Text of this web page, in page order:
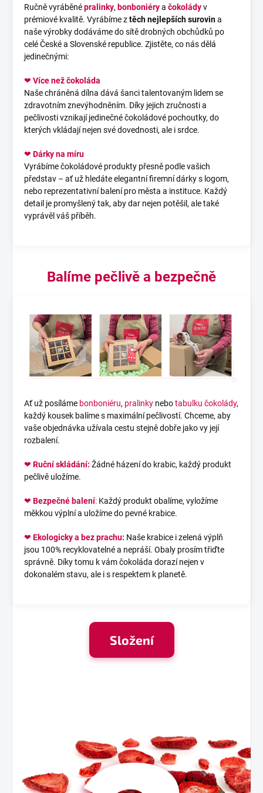
Ručně vyráběnépralinky, bonboniérya čokoládyv
prémiové kvalitě. Vyrábíme ztěch nejlepších surovina
naše výrobky dodáváme do sítě drobných obchůdků po
celé České a Slovenské republice. Zjistěte, co nás dělá
jedinečnými:
❤ Více než čokoláda
Naše chráněná dílna dává šanci talentovaným lidem se
zdravotním znevýhodněním. Díky jejich zručnosti a
pečlivosti vznikají jedinečné čokoládové pochoutky, do
kterých vkládají nejen své dovednosti, ale i srdce.
❤ Dárky na míru
Vyrábíme čokoládové produkty přesně podle vašich
představ – ať už hledáte elegantní firemní dárky s logom,
nebo reprezentativní balení pro města a instituce. Každý
detail je promyšlený tak, aby dar nejen potěšil, ale také
vyprávěl váš příběh.
Balíme pečlivě a bezpečně
Ať už posíláme bonboniéru, pralinky nebotabulku čokolády,
každý kousek balíme s maximální pečlivostí. Chceme, aby
vaše objednávka užívala cestu stejně dobře jako vy její
rozbalení.
❤ Ruční skládání: Žádné házení do krabic, každý produkt
pečlivě uložíme.
❤ Bezpečné balení: Každý produkt obalíme, vyložíme
měkkou výplní a uložíme do pevné krabice.
❤ Ekologicky a bez prachu: Naše krabice i zelená výplň
jsou 100% recyklovatelné a nepráší. Obaly prosím třiďte
správně. Díky tomu k vám čokoláda dorazí nejen v
dokonalém stavu, ale i s respektem k planetě.
Složení